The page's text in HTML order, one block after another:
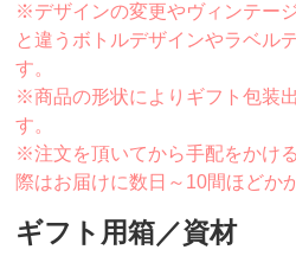
※デザインの変更やヴィンテー
と違うボトルデザインやラベル
す。
※商品の形状によりギフト包装
す。
※注文を頂いてから手配をかけ
際はお届けに数日～10間ほどか
ギフト用箱／資材